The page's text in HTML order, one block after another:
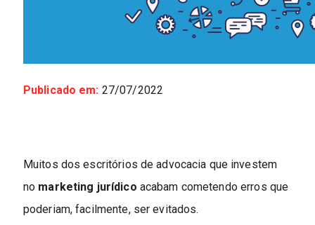
Publicado em: 27/07/2022
Muitos dos escritórios de advocacia que investem
no marketing jurídico acabam cometendo erros que
poderiam, facilmente, ser evitados.